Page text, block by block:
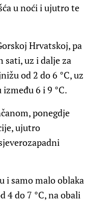
u noći i ujutro te
Hrvatskoj, pa
sati, uz i dalje za
od 2 do 6 °C, uz
6 i 9 °C.
ponegdje
ujutro
i samo malo oblaka
4 do 7 °C, na obali